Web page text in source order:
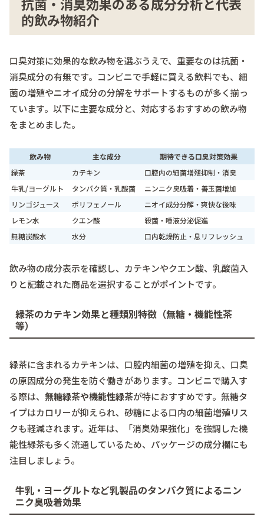
的飲み物紹介
口臭対策に効果的な飲み物を選ぶうえで、重要なのは抗菌・
消臭成分の有無です。コンビニで手軽に買える飲料でも、細
菌の増殖やニオイ成分の分解をサポートするものが多く揃っ
ています。以下に主要な成分と、対応するおすすめの飲み物
をまとめました。
飲み物 主な成分
期待できる口臭対策効果
緑茶
カテキン
口腔内の細菌増殖抑制・消臭
牛乳/ヨーグルト
タンパク質・乳酸菌
ニンニク臭吸着・善玉菌増加
リンゴジュース
ポリフェノール
ニオイ成分分解・爽快な後味
レモン水
クエン酸
殺菌・唾液分泌促進
無糖炭酸水
水分 口内乾燥防止・息リフレッシュ
飲み物の成分表示を確認し、カテキンやクエン酸、乳酸菌入
りと記載された商品を選択することがポイントです。
緑茶のカテキン効果と種類別特徴（無糖・機能性茶
等）
緑茶に含まれるカテキンは、口腔内細菌の増殖を抑え、口臭
の原因成分の発生を防ぐ働きがあります。コンビニで購入す
る際は、 無糖緑茶や機能性緑茶が特におすすめです。無糖タ
イプはカロリーが抑えられ、砂糖による口内の細菌増殖リス
クも軽減されます。近年は、「消臭効果強化」を強調した機
能性緑茶も多く流通しているため、パッケージの成分欄にも
注目しましょう。
牛乳・ヨーグルトなど乳製品のタンパク質によるニン
ニク臭吸着効果